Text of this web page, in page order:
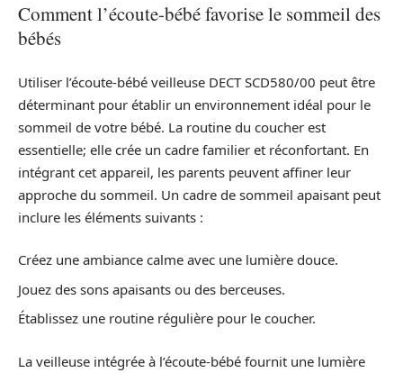
Comment l’écoute-bébé favorise le sommeil des
bébés
Utiliser l’écoute-bébé veilleuse DECT SCD580/00 peut être
déterminant pour établir un environnement idéal pour le
sommeil de votre bébé. La routine du coucher est
essentielle; elle crée un cadre familier et réconfortant. En
intégrant cet appareil, les parents peuvent affiner leur
approche du sommeil. Un cadre de sommeil apaisant peut
inclure les éléments suivants :
Créez une ambiance calme avec une lumière douce.
Jouez des sons apaisants ou des berceuses.
Établissez une routine régulière pour le coucher.
La veilleuse intégrée à l’écoute-bébé fournit une lumière